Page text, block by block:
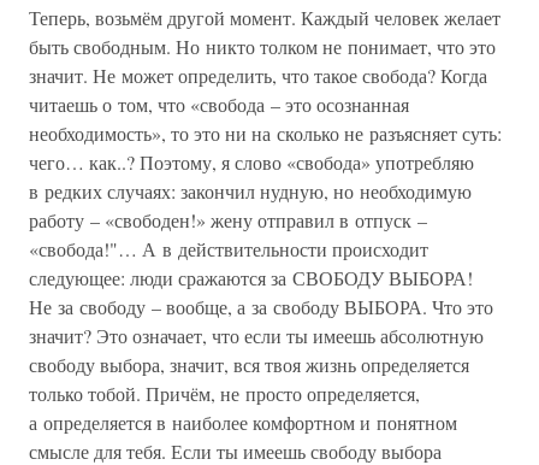
Теперь, возьмём другой момент. Каждый человек желает
быть свободным. Но никто толком не понимает, что это
значит. Не может определить, что такое свобода? Когда
читаешь о том, что «свобода – это осознанная
необходимость», то это ни на сколько не разъясняет суть:
чего… как..? Поэтому, я слово «свобода» употребляю
в редких случаях: закончил нудную, но необходимую
работу – «свободен!» жену отправил в отпуск –
«свобода!"… А в действительности происходит
следующее: люди сражаются за СВОБОДУ ВЫБОРА!
Не за свободу – вообще, а за свободу ВЫБОРА. Что это
значит? Это означает, что если ты имеешь абсолютную
свободу выбора, значит, вся твоя жизнь определяется
только тобой. Причём, не просто определяется,
а определяется в наиболее комфортном и понятном
смысле для тебя. Если ты имеешь свободу выбора